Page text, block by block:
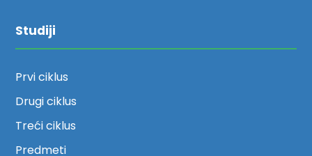
Studiji
Prvi ciklus
Drugi ciklus
Treći ciklus
Predmeti